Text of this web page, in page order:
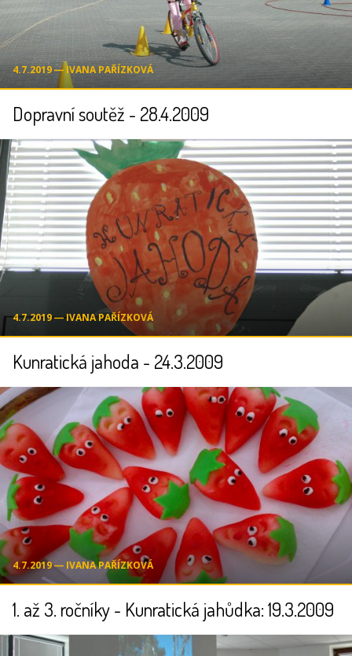
4.7.2019 ― IVANA PAŘÍZKOVÁ
Dopravní soutěž - 28.4.2009
4.7.2019 ― IVANA PAŘÍZKOVÁ
Kunratická jahoda - 24.3.2009
4.7.2019 ― IVANA PAŘÍZKOVÁ
1. až 3. ročníky - Kunratická jahůdka: 19.3.2009